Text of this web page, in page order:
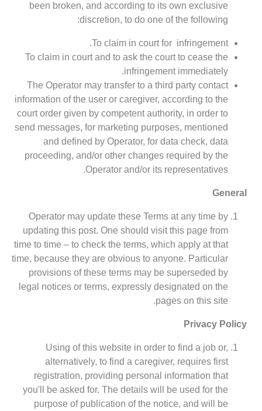
been broken, and according to its own exclusive
discretion, to do one of the following:
To claim in court for infringement.
To claim in court and to ask the court to cease the
infringement immediately.
The Operator may transfer to a third party contact
information of the user or caregiver, according to the
court order given by competent authority, in order to
send messages, for marketing purposes, mentioned
and defined by Operator, for data check, data
proceeding, and/or other changes required by the
Operator and/or its representatives.
General
Operator may update these Terms at any time by
updating this post. One should visit this page from
time to time – to check the terms, which apply at that
time, because they are obvious to anyone. Particular
provisions of these terms may be superseded by
legal notices or terms, expressly designated on the
pages on this site.
Privacy Policy
Using of this website in order to find a job or,
alternatively, to find a caregiver, requires first
registration, providing personal information that
you'll be asked for. The details will be used for the
purpose of publication of the notice, and will be